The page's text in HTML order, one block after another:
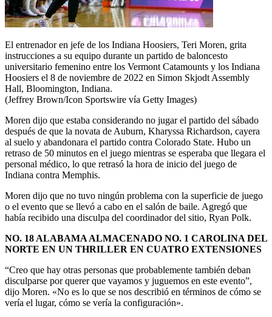
El entrenador en jefe de los Indiana Hoosiers, Teri Moren, grita
instrucciones a su equipo durante un partido de baloncesto
universitario femenino entre los Vermont Catamounts y los Indiana
Hoosiers el 8 de noviembre de 2022 en Simon Skjodt Assembly
Hall, Bloomington, Indiana.
(Jeffrey Brown/Icon Sportswire vía Getty Images)
Moren dijo que estaba considerando no jugar el partido del sábado
después de que la novata de Auburn, Kharyssa Richardson, cayera
al suelo y abandonara el partido contra Colorado State. Hubo un
retraso de 50 minutos en el juego mientras se esperaba que llegara el
personal médico, lo que retrasó la hora de inicio del juego de
Indiana contra Memphis.
Moren dijo que no tuvo ningún problema con la superficie de juego
o el evento que se llevó a cabo en el salón de baile. Agregó que
había recibido una disculpa del coordinador del sitio, Ryan Polk.
NO. 18 ALABAMA ALMACENADO NO. 1 CAROLINA DEL
NORTE EN UN THRILLER EN CUATRO EXTENSIONES
“Creo que hay otras personas que probablemente también deban
disculparse por querer que vayamos y juguemos en este evento”,
dijo Moren. «No es lo que se nos describió en términos de cómo se
vería el lugar, cómo se vería la configuración».